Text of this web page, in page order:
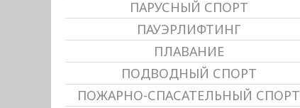
ПАРУСНЫЙ СПОРТ
ПАУЭРЛИФТИНГ
ПЛАВАНИЕ
ПОДВОДНЫЙ СПОРТ
ПОЖАРНО-СПАСАТЕЛЬНЫЙ СПОРТ